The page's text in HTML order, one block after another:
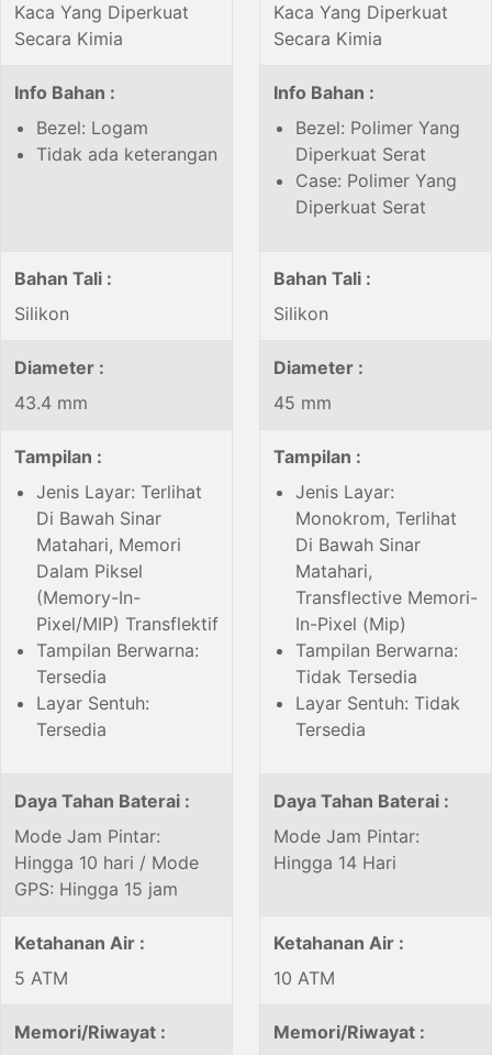
Kaca Yang Diperkuat
Secara Kimia
Kaca Yang Diperkuat
Secara Kimia
Info Bahan :
Bezel: Logam
Tidak ada keterangan
Info Bahan :
Bezel: Polimer Yang
Diperkuat Serat
Case: Polimer Yang
Diperkuat Serat
Bahan Tali :
Silikon
Bahan Tali :
Silikon
Diameter :
43.4 mm
Diameter :
45 mm
Tampilan :
Jenis Layar: Terlihat
Di Bawah Sinar
Matahari, Memori
Dalam Piksel
(Memory-In-
Pixel/MIP) Transflektif
Tampilan Berwarna:
Tersedia
Layar Sentuh:
Tersedia
Tampilan :
Jenis Layar:
Monokrom, Terlihat
Di Bawah Sinar
Matahari,
Transflective Memori-
In-Pixel (Mip)
Tampilan Berwarna:
Tidak Tersedia
Layar Sentuh: Tidak
Tersedia
Daya Tahan Baterai :
Mode Jam Pintar:
Hingga 10 hari / Mode
GPS: Hingga 15 jam
Daya Tahan Baterai :
Mode Jam Pintar:
Hingga 14 Hari
Ketahanan Air :
5 ATM
Ketahanan Air :
10 ATM
Memori/Riwayat :
Memori/Riwayat :